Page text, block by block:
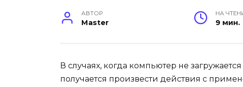
АВТОР
Master
НА
9 мин.
В случаях, когда компьютер не
получается произвести действия с